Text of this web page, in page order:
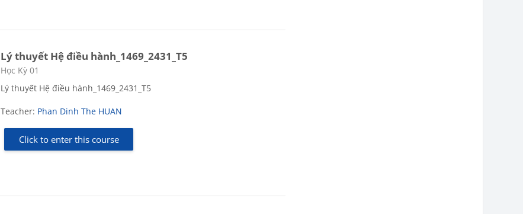
Lý thuyết Hệ điều hành_1469_2431_T5
Course category
Học Kỳ 01
Lý thuyết Hệ điều hành_1469_2431_T5
Teacher: Phan Dinh The HUAN
Click to enter this course